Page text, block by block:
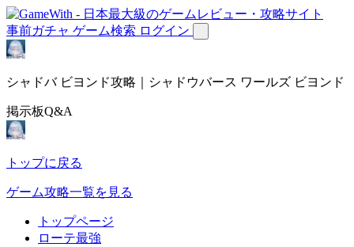
事前ガチャ ゲーム検索 ログイン
シャドバ ビヨンド攻略｜シャドウバース ワールズ ビヨンド
掲示板Q&A
トップに戻る
ゲーム攻略一覧を見る
トップページ
ローテ最強